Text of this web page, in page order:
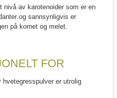
nivå av karotenoider som er en
og sannsynligvis er
på kornet og melet.
FOR
er utrolig